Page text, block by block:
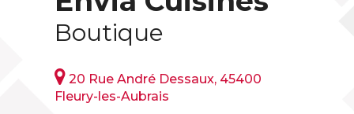
Boutique
20 Rue André Dessaux, 45400
Fleury-les-Aubrais